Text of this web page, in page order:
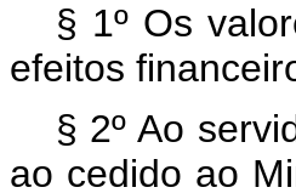
§ 1º Os
efeitos
§ 2º Ao
ao cedido ao